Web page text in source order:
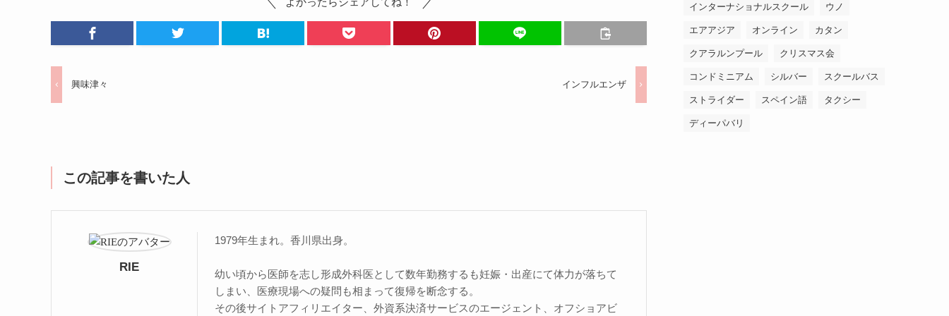
興味津々 インフルエンザ
この記事を書いた人
RIE
1979年生まれ。香川県出身。
幼い頃から医師を志し形成外科医として数年勤務するも妊娠・出産にて体力が落ちて
しまい、医療現場への疑問も相まって復帰を断念する。
その後サイトアフィリエイター、外資系決済サービスのエージェント、オフショアビ
インターナショナルスクール ウノ
エアアジア オンライン カタン
クアラルンプール クリスマス会
コンドミニアム シルバー スクールバス
ストライダー スペイン語 タクシー
ディーパバリ